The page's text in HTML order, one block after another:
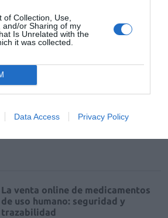
of Collection, Use,
and/or Sharing of my
Is Unrelated with the
it was collected.
Data Access Privacy Policy
Fedefarma
La venta online de medicamentos
de uso humano: seguridad y
trazabilidad